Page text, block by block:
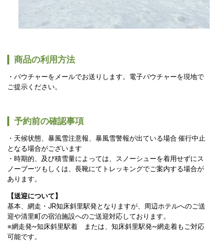
商品の利用方法
バウチャーをメールでお送りします。電子バウチャーを現地で
ご提示ください。
予約前の確認事項
天候状態、暴風雪注意報、暴風雪警報が出ている場合 催行中止
となる場合がございます
時期的、及び積雪量によっては、スノーシューを着用せずにス
ノーブーツもしくは、長靴にてトレッキングでご案内する場合が
あります。
【送迎について】
基本、網走・JR知床斜里駅発となりますが、周辺ホテルへのご送
迎や清里町の宿泊施設へのご送迎対応しております。
※網走発~知床斜里駅着　または、知床斜里駅発~網走着もご対応
可能です。